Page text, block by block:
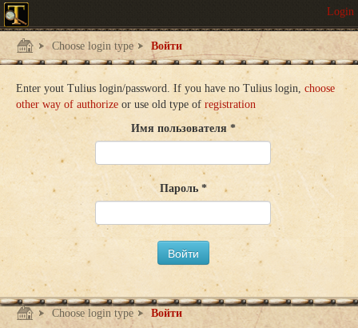
Choose login type Войти
Enter yout Tulius login/password. If you have no Tulius login, choose
other way of authorize or use old type of registration
Имя пользователя
Пароль
Войти
Choose login type Войти